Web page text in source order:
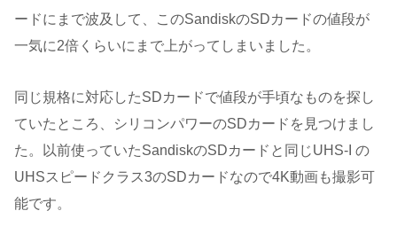
ードにまで波及して、このSandiskのSDカードの値段が
一気に2倍くらいにまで上がってしまいました。
同じ規格に対応したSDカードで値段が手頃なものを探し
ていたところ、シリコンパワーのSDカードを見つけまし
た。以前使っていたSandiskのSDカードと同じUHS-I の
UHSスピードクラス3のSDカードなので4K動画も撮影可
能です。